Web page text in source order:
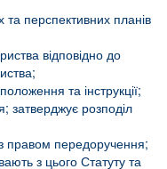
перспективних планів
відповідно до
та інструкції;
затверджує розподіл
правом передоручення;
з цього Статуту та